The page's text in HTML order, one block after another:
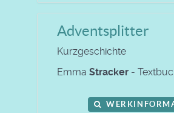
Adventsplitter
Kurzgeschichte
Emma Stracker -